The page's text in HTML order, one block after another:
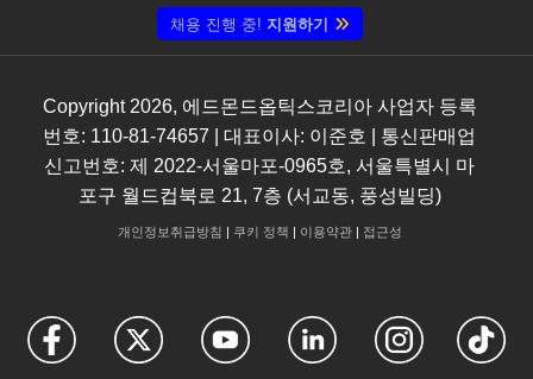
채용 진행 중! 지원하기
Copyright 2026, 에드몬드옵틱스코리아 사업자 등록
번호: 110-81-74657 | 대표이사: 이준호 | 통신판매업
신고번호: 제 2022-서울마포-0965호, 서울특별시 마
포구 월드컵북로 21, 7층 (서교동, 풍성빌딩)
개인정보취급방침 | 쿠키 정책 | 이용약관| 접근성